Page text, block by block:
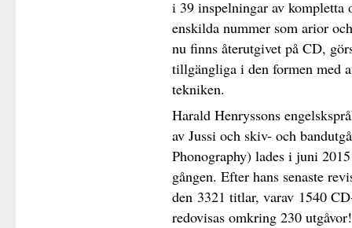
i 39 inspelningar av kompletta
enskilda nummer som arior
nu finns återutgivet på CD,
tillgängliga i den formen med
tekniken.
Harald Henryssons
av Jussi och skiv- och
Phonography) lades i juni
gången. Efter hans senaste
den 3321 titlar, varav 1540
redovisas omkring 230 utgåvor!